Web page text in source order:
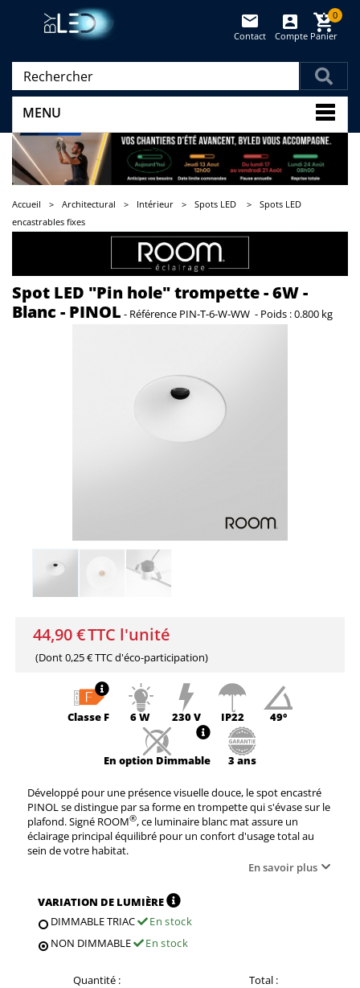
Panier
0
Compte
Contact
MENU
Accueil > Architectural > Intérieur > Spots LED >
Spots LED
encastrables fixes
Spot LED "Pin hole" trompette - 6W -
Blanc - PINOL - Référence PIN-T-6-W-WW - Poids :0.800 kg
44,90 €TTC l'unité
(Dont0,25 € TTCd'éco-participation)
Classe F 6 W 230 V IP22 49°
En option Dimmable 3 ans
Développé pour une présence visuelle douce, le spot encastré
PINOL se distingue par sa forme en trompette qui s'évase sur le
plafond. Signé ROOM®, ce luminaire blanc mat assure un
éclairage principal équilibré pour un confort d'usage total au
sein de votre habitat.
En savoir plus
VARIATION DE LUMIÈRE
DIMMABLE TRIAC
En stock
NON DIMMABLE
En stock
Quantité :
Total :